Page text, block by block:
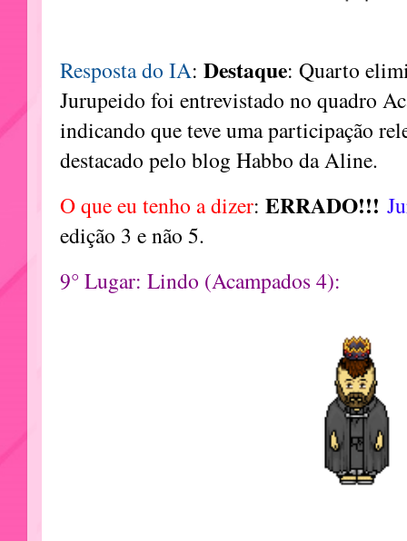
Resposta do IA: Destaque: Quarto
Jurupeido foi entrevistado no quadro
indicando que teve uma participação
destacado pelo blog Habbo da Aline.
O que eu tenho a dizer: ERRADO!!!
edição 3 e não 5.
9° Lugar: Lindo (Acampados 4):